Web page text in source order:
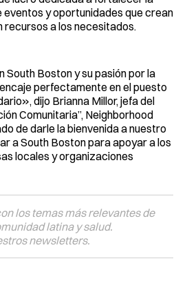
y oportunidades que crean
recursos a los necesitados.
South Boston y su pasión por la
perfectamente en el puesto
dijo Brianna Millor, jefa del
Comunitaria”, Neighborhood
de darle la bienvenida a nuestro
a South Boston para apoyar a los
locales y organizaciones
los temas más relevantes de
latina y salud.
newsletters.